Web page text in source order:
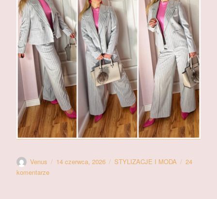
Autor
Venus
Data
14 czerwca, 2026 Kategorie
STYLIZACJE I MODA
24
komentarzedo